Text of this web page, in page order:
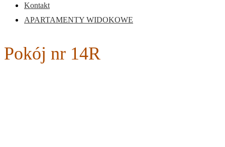
Kontakt
APARTAMENTY WIDOKOWE
Pokój nr 14R